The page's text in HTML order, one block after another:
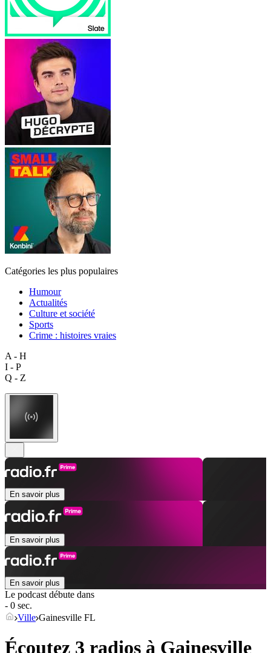
Catégories les plus populaires
Humour
Actualités
Culture et société
Sports
Crime : histoires vraies
A - H
I - P
Q - Z
En savoir plus
En savoir plus
En savoir plus
Le podcast débute dans
- 0 sec.
Ville Gainesville FL
Écoutez 3 radios à Gainesville